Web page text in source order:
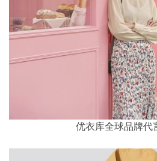
优衣库全球品牌代